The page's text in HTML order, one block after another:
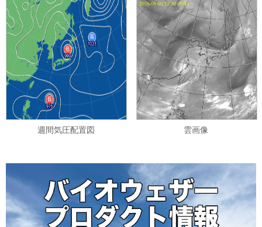
週間気圧配置図 雲画像